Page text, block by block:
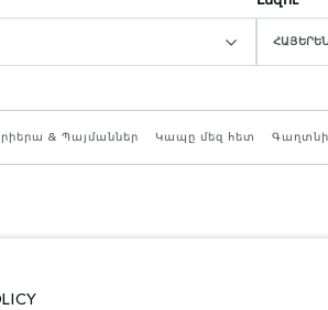
& Պայմաններ Կապը մեզ հետ